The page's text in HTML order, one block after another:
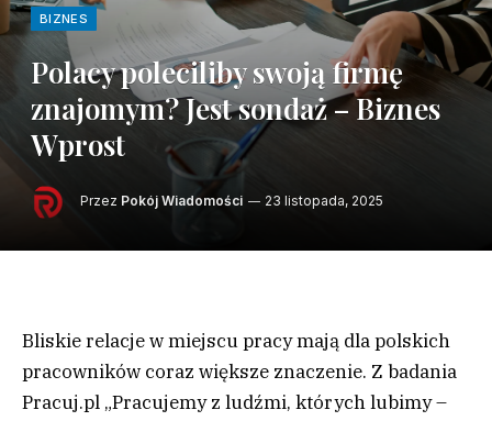
BIZNES
Polacy poleciliby swoją firmę
znajomym? Jest sondaż – Biznes
Wprost
Przez Pokój Wiadomości 23 listopada, 2025
Bliskie relacje w miejscu pracy mają dla polskich
pracowników coraz większe znaczenie. Z badania
Pracuj.pl „Pracujemy z ludźmi, których lubimy –